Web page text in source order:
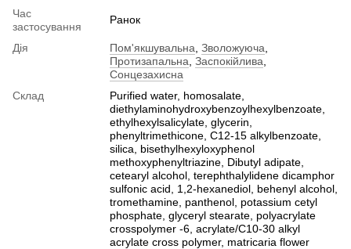
Час
застосування
Ранок
Дія Пом'якшувальна Зволожуюча
Протизапальна Заспокійлива
Сонцезахисна
Склад
Purified water, homosalate,
diethylaminohydroxybenzoylhexylbenzoate,
ethylhexylsalicylate, glycerin,
phenyltrimethicone, C12-15 alkylbenzoate,
silica, bisethylhexyloxyphenol
methoxyphenyltriazine, Dibutyl adipate,
cetearyl alcohol, terephthalylidene dicamphor
sulfonic acid, 1,2-hexanediol, behenyl alcohol,
tromethamine, panthenol, potassium cetyl
phosphate, glyceryl stearate, polyacrylate
crosspolymer -6, acrylate/C10-30 alkyl
acrylate cross polymer, matricaria flower